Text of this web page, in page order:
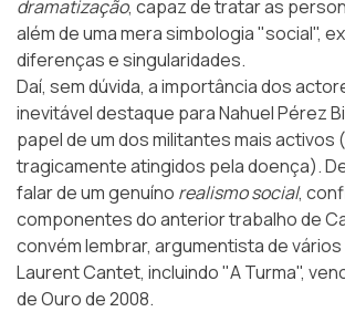
dramatização, capaz de tratar as
além de uma mera simbologia "social",
diferenças e singularidades.
Daí, sem dúvida, a importância dos
inevitável destaque para Nahuel Pérez
papel de um dos militantes mais activos
tragicamente atingidos pela doença).
falar de um genuíno realismo social,
componentes do anterior trabalho de
convém lembrar, argumentista de
Laurent Cantet, incluindo "A Turma",
de Ouro de 2008.